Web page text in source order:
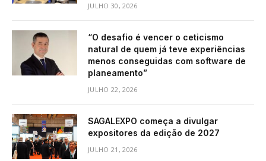
JULHO 30, 2026
“O desafio é vencer o ceticismo
natural de quem já teve experiências
menos conseguidas com software de
planeamento”
JULHO 22, 2026
SAGALEXPO começa a divulgar
expositores da edição de 2027
JULHO 21, 2026